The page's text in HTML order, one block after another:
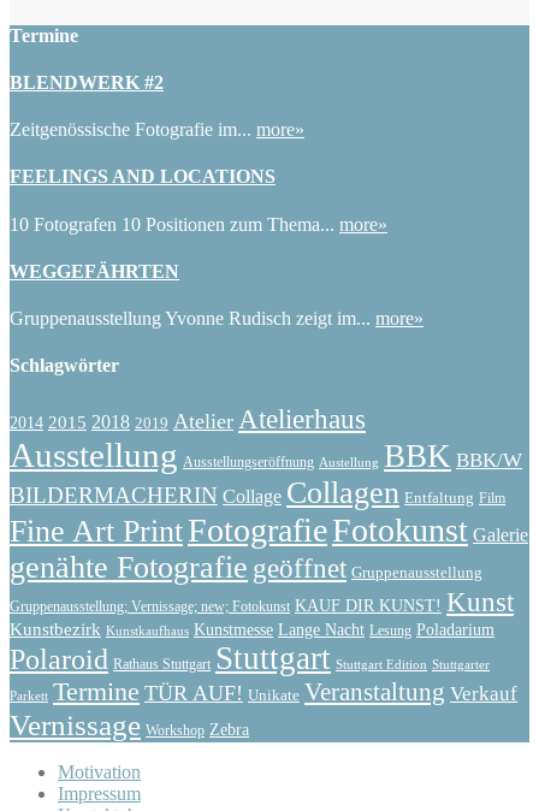
Termine
BLENDWERK #2
Zeitgenössische Fotografie im... more»
FEELINGS AND LOCATIONS
10 Fotografen 10 Positionen zum Thema... more»
WEGGEFÄHRTEN
Gruppenausstellung Yvonne Rudisch zeigt im... more»
Schlagwörter
2014 2015 2018 2019 Atelier Atelierhaus
Ausstellung Ausstellungseröffnung Austellung BBK BBK/W
BILDERMACHERIN Collage Collagen Entfaltung Film
Fine Art PrintFotografieFotokunst Galerie
genähte Fotografie geöffnet Gruppenausstellung
Gruppenausstellung; Vernissage; new; Fotokunst KAUF DIR KUNST! Kunst
Kunstbezirk Kunstkaufhaus Kunstmesse Lange Nacht Lesung Poladarium
Polaroid Rathaus Stuttgart Stuttgart Stuttgart Edition Stuttgarter
Parkett Termine TÜR AUF! Unikate Veranstaltung Verkauf
Vernissage Workshop Zebra
Motivation
Impressum